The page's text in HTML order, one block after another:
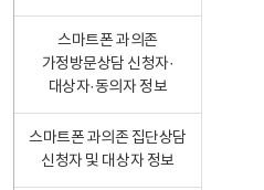
스마트폰 과의존
가정방문상담 신청자·
대상자·동의자 정보
스마트폰 과의존 집단상담
신청자 및 대상자 정보